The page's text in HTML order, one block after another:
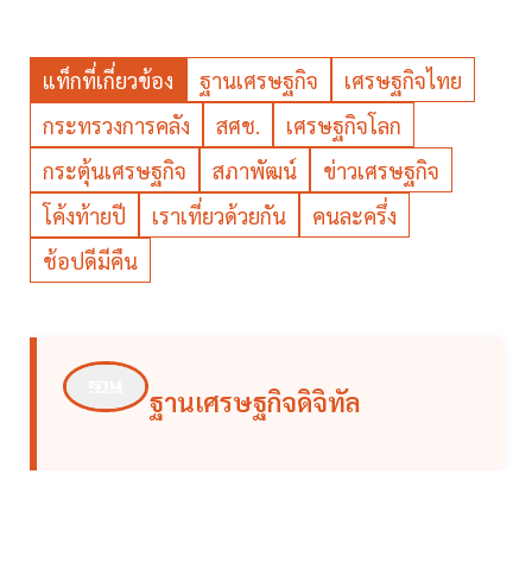
แท็กที่เกี่ยวข้อง ฐานเศรษฐกิจ
เศรษฐกิจไทย
กระทรวงการคลัง
สศช.
เศรษฐกิจโลก
กระตุ้นเศรษฐกิจ
สภาพัฒน์
ข่าวเศรษฐกิจ
โค้งท้ายปี
เราเที่ยวด้วยกัน
คนละครึ่ง
ช้อปดีมีคืน
ฐานเศรษฐกิจดิจิทัล